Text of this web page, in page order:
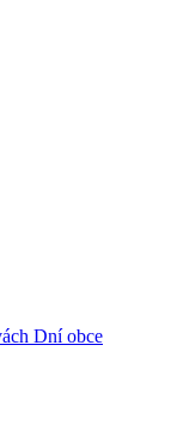
Dní obce